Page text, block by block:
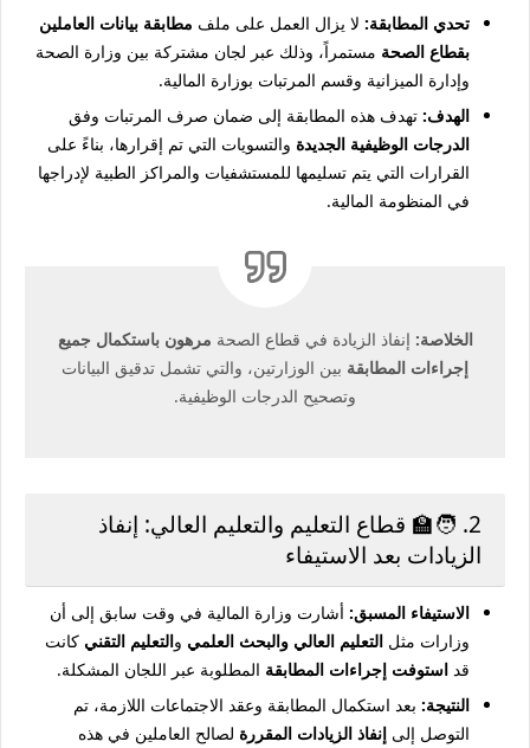
تحدي المطابقة: لا يزال العمل على ملف مطابقة بيانات العاملين
بقطاع الصحة مستمراً، وذلك عبر لجان مشتركة بين وزارة الصحة
وإدارة الميزانية وقسم المرتبات بوزارة المالية.
الهدف: تهدف هذه المطابقة إلى ضمان صرف المرتبات وفق
الدرجات الوظيفية الجديدة والتسويات التي تم إقرارها، بناءً على
القرارات التي يتم تسليمها للمستشفيات والمراكز الطبية لإدراجها
في المنظومة المالية.
الخلاصة: إنفاذ الزيادة في قطاع الصحة مرهون باستكمال جميع
إجراءات المطابقة بين الوزارتين، والتي تشمل تدقيق البيانات
وتصحيح الدرجات الوظيفية.
2. 🧑‍🏫 قطاع التعليم والتعليم العالي: إنفاذ
الزيادات بعد الاستيفاء
الاستيفاء المسبق: أشارت وزارة المالية في وقت سابق إلى أن
وزارات مثل التعليم العالي والبحث العلمي والتعليم التقني كانت
قد استوفت إجراءات المطابقة المطلوبة عبر اللجان المشكلة.
النتيجة: بعد استكمال المطابقة وعقد الاجتماعات اللازمة، تم
التوصل إلى إنفاذ الزيادات المقررة لصالح العاملين في هذه